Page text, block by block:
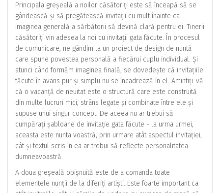
Principala greșeală a noilor căsătoriți este să înceapă să se
gândească și să pregătească invitații cu mult înainte ca
imaginea generală a sărbătorii să devină clară pentru ei. Tinerii
căsătoriți vin adesea la noi cu invitații gata făcute. În procesul
de comunicare, ne gândim la un proiect de design de nuntă
care spune povestea personală a fiecărui cuplu individual. Și
atunci când formăm imaginea finală, se dovedește că invitațiile
făcute în avans pur și simplu nu se încadrează în el. Amintiți-vă
că o vacanță de neuitat este o structură care este construită
din multe lucruri mici, strâns legate și combinate între ele și
supuse unui singur concept. De aceea nu ar trebui să
cumpărați șabloane de invitație gata făcute - la urma urmei,
aceasta este nunta voastră, prin urmare atât aspectul invitației,
cât și textul scris în ea ar trebui să reflecte personalitatea
dumneavoastră.
A doua greșeală obișnuită este de a comanda toate
elementele nunții de la diferiți artiști. Este foarte important ca